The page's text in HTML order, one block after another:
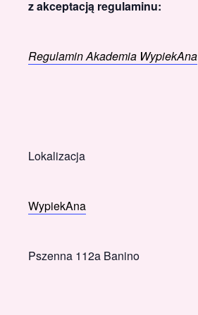
z akceptacją regulaminu:
Regulamin Akademia WypiekAna
Lokalizacja
WypiekAna
Pszenna 112a Banino